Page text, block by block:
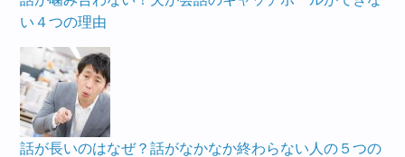
い４つの理由
話が長いのはなぜ？話がなかなか終わらない人の５つの